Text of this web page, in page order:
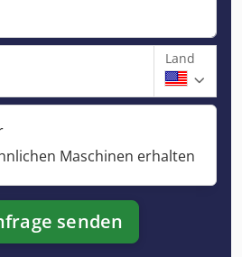
Land
Maschinen erhalten
senden